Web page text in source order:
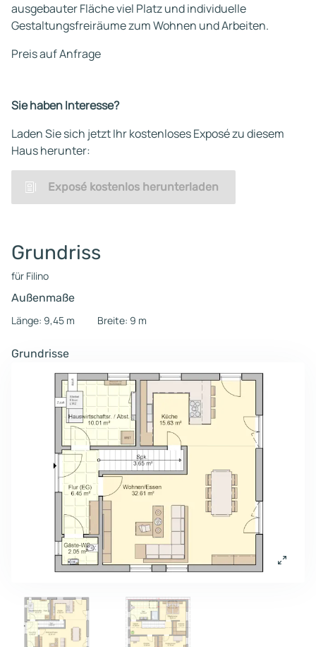
ausgebauter Fläche viel Platz und individuelle
Gestaltungsfreiräume zum Wohnen und Arbeiten.
Preis auf Anfrage
Sie haben Interesse?
Laden Sie sich jetzt Ihr kostenloses Exposé zu diesem
Haus herunter:
Exposé kostenlos herunterladen
Grundriss
für Filino
Außenmaße
Länge: 9,45 m
Breite: 9 m
Grundrisse